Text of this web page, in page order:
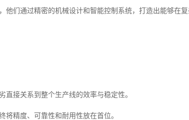
他们通过精密的机械设计和智能控制系统，打造出能够在
接关系到整个生产线的效率与稳定性。
精度、可靠性和耐用性放在首位。